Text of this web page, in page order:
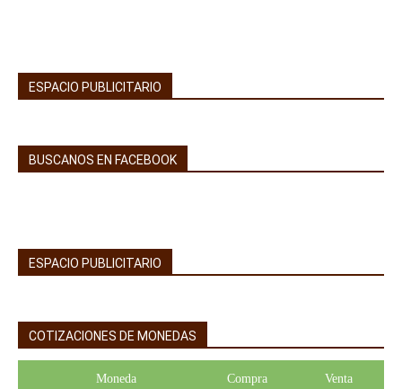
ESPACIO PUBLICITARIO
BUSCANOS EN FACEBOOK
ESPACIO PUBLICITARIO
COTIZACIONES DE MONEDAS
Moneda Compra Venta